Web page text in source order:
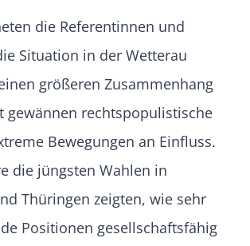
die Referentinnen und
Situation in der Wetterau
größeren Zusammenhang
gewännen rechtspopulistische
Bewegungen an Einfluss.
die jüngsten Wahlen in
Thüringen zeigten, wie sehr
Positionen gesellschaftsfähig